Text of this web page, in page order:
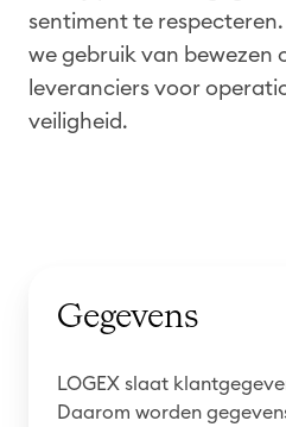
sentiment te
we gebruik van bewezen
leveranciers voor
veiligheid.
Gegevens
LOGEX slaat
Daarom worden